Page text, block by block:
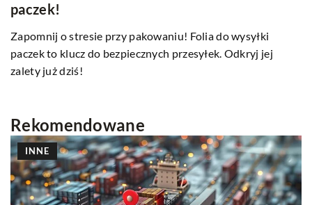
paczek!
Zapomnij o stresie przy pakowaniu! Folia do wysyłki
paczek to klucz do bezpiecznych przesyłek. Odkryj jej
zalety już dziś!
Rekomendowane
INNE